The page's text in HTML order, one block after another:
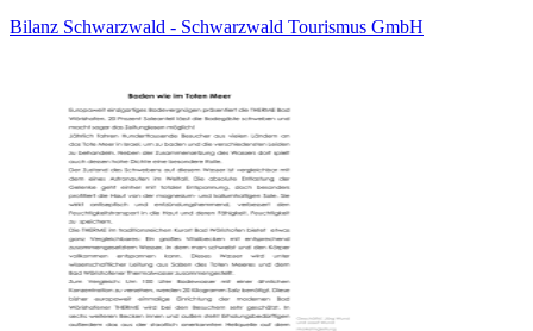
Bilanz Schwarzwald - Schwarzwald Tourismus GmbH